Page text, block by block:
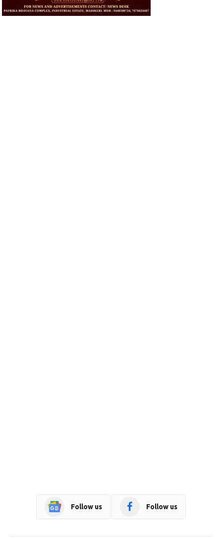
Follow us Follow us